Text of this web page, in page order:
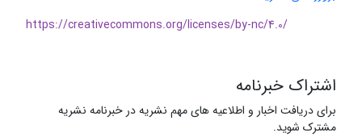
https://creativecommons.org/licenses/by-nc/4.0/
اشتراک خبرنامه
برای دریافت اخبار و اطلاعیه های مهم نشریه در خبرنامه نشریه
مشترک شوید.